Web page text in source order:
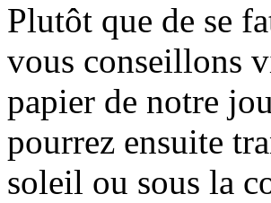
Plutôt que de se
vous conseillons
papier de notre
pourrez ensuite
soleil ou sous la